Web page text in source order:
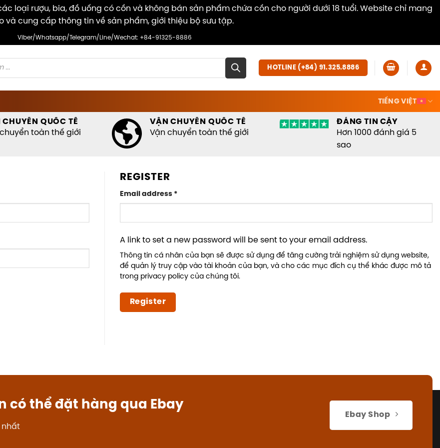
loại rượu, bia, đồ uống có cồn và không bán sản phẩm chứa cồn cho người dưới 18 tuổi. Website chỉ mang
và cung cấp thông tin về sản phẩm, giới thiệu bộ sưu tập.
Viber/Whatsapp/Telegram/Line/Wechat: +84-91325-8886
HOTLINE (+84) 91.325.8886
TIẾNG VIỆT
QUỐC TẾ
toàn thế giới
VẬN CHUYỂN QUỐC TẾ
Vận chuyển toàn thế giới
ĐÁNG TIN CẬY
Hơn 1000 đánh giá 5
sao
REGISTER
Email address *Required
A link to set a new password will be sent to your email address.
Thông tin cá nhân của bạn sẽ được sử dụng để tăng cường trải nghiệm sử dụng website,
để quản lý truy cập vào tài khoản của bạn, và cho các mục đích cụ thể khác được mô tả
trong privacy policy của chúng tôi.
Register
có thể đặt hàng qua Ebay
nhất
Ebay Shop